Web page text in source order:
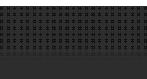
设计 ，
http://
，转载